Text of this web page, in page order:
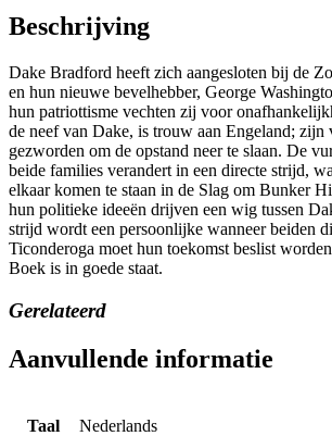
Beschrijving
Dake Bradford heeft zich aangesloten bij de
en hun nieuwe bevelhebber, George
hun patriottisme vechten zij voor
de neef van Dake, is trouw aan Engeland; zijn
gezworden om de opstand neer te slaan. De
beide families verandert in een directe strijd,
elkaar komen te staan in de Slag om Bunker
hun politieke ideeën drijven een wig tussen
strijd wordt een persoonlijke wanneer beiden
Ticonderoga moet hun toekomst beslist
Boek is in goede staat.
Gerelateerd
Aanvullende informatie
Taal Nederlands